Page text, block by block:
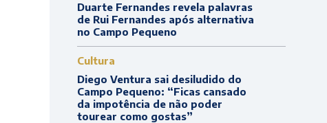
Duarte Fernandes revela palavras
de Rui Fernandes após alternativa
no Campo Pequeno
Cultura
Diego Ventura sai desiludido do
Campo Pequeno: “Ficas cansado
da impotência de não poder
tourear como gostas”